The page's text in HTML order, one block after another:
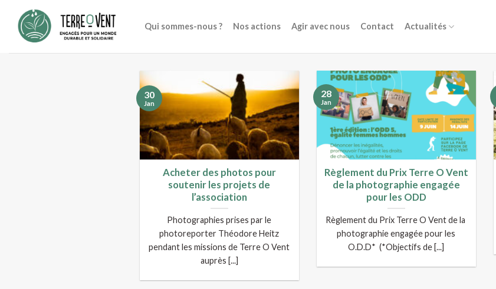
content
Qui sommes-nous ? Nos actions Agir avec nous Contact Actualités
Acheter des photos pour
soutenir les projets de
l’association
Photographies prises par le
photoreporter Théodore Heitz
pendant les missions de Terre O Vent
auprès [...]
30
Jan
Règlement du Prix Terre O Vent
de la photographie engagée
pour les ODD
Règlement du Prix Terre O Vent de la
photographie engagée pour les
O.D.D* (*Objectifs de [...]
28
Jan